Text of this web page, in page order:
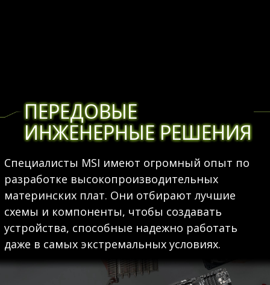
ПЕРЕДОВЫЕ
ИНЖЕНЕРНЫЕ РЕШЕНИЯ
Специалисты MSI имеют огромный опыт по
разработке высокопроизводительных
материнских плат. Они отбирают лучшие
схемы и компоненты, чтобы создавать
устройства, способные надежно работать
даже в самых экстремальных условиях.